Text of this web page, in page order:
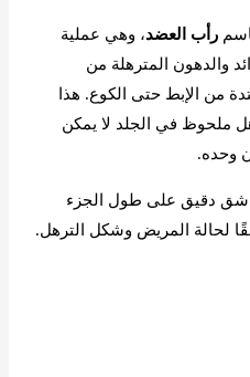
رأب العضد، وهي عملية
والدهون المترهلة من
من الإبط حتى الكوع. هذا
ملحوظ في الجلد لا يمكن
وحده.
شق دقيق على طول الجزء
لحالة المريض وشكل الترهل.